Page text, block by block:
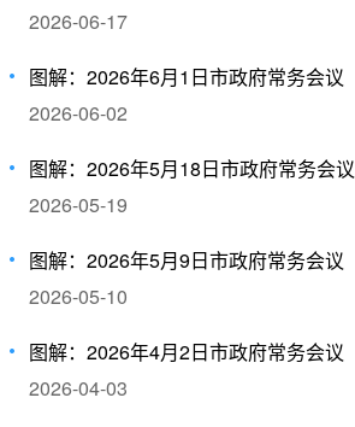
2026-06-17
图解：2026年6月1日市政府常务会议
2026-06-02
图解：2026年5月18日市政府常务会议
2026-05-19
图解：2026年5月9日市政府常务会议
2026-05-10
图解：2026年4月2日市政府常务会议
2026-04-03